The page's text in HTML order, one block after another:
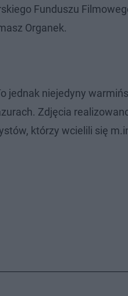
Funduszu
Organek.
jednak niejedyny
Zdjęcia
którzy wcielili się